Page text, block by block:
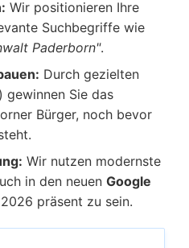
Wir positionieren Ihre
Suchbegriffe wie
Paderborn".
Durch gezielten
gewinnen Sie das
Bürger, noch bevor
Wir nutzen modernste
in den neuen Google
2026 präsent zu sein.